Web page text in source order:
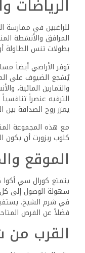
كما أن رحلة إلى خليج
الشاطئ، مريحة
أو المشاركة في
هذه المدينة
الوصول
والجولات
يتميز كورال سي أكوا
الشواطئ الجميلة على
الاستمتاع بالسباحة
الشواطئ الرملية.
متنوعة، مثل الغطس
الشعاب المرجانية
بالإضافة إلى ذلك،
ينطلق الضيوف في
دير سانت كاترين أو
الوطنية. تعزز هذه
الجمال الطبيعي
تجربة